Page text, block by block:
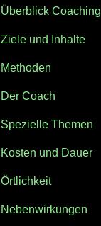
Überblick Coaching
Ziele und Inhalte
Methoden
Der Coach
Spezielle Themen
Kosten und Dauer
Örtlichkeit
Nebenwirkungen